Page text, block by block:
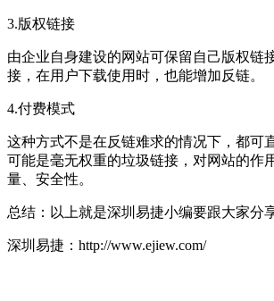
3.版权链接
由企业自身建设的网站可保留自己版权链
接，在用户下载使用时，也能增加反链。
4.付费模式
这种方式不是在反链难求的情况下，都可
可能是毫无权重的垃圾链接，对网站的作
量、安全性。
总结：以上就是深圳易捷小编要跟大家分
深圳易捷：http://www.ejiew.com/